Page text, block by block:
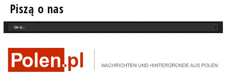
Piszą o nas